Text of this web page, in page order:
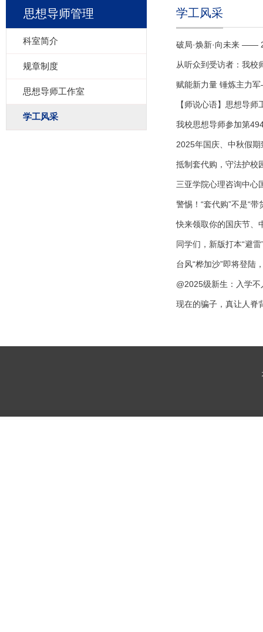
思想导师管理
科室简介
规章制度
思想导师工作室
学工风采
学工风采
破局·焕新·向未来 ——
从听众到受访者：我
赋能新力量 锤炼主力
【师说心语】思想导
我校思想导师参加第
2025年国庆、中秋假
抵制套代购，守法护校
三亚学院心理咨询中心
警惕！“套代购”不是“带
快来领取你的国庆节、
同学们，新版打本“避
台风“桦加沙”即将登陆
@2025级新生：入学
现在的骗子，真让人脊